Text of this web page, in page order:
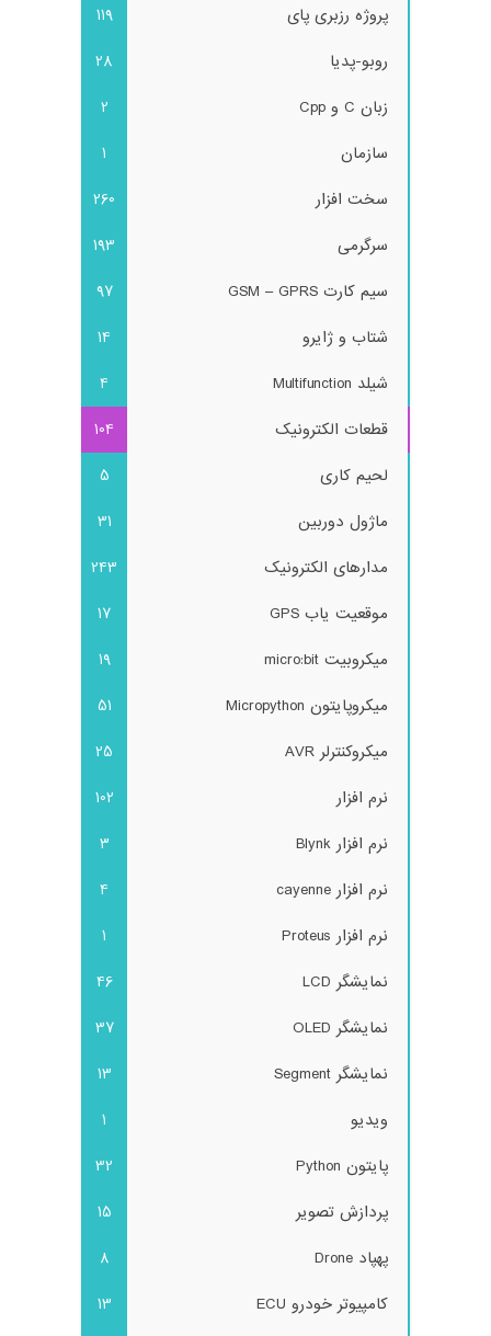
پروژه رزبری پای
119
روبو-پدیا
28
زبان C و Cpp
2
سازمان
1
سخت افزار
260
سرگرمی
193
سیم کارت GSM – GPRS
97
شتاب و ژایرو
14
شیلد Multifunction
4
قطعات الکترونیک
104
لحیم کاری
5
ماژول دوربین
31
مدارهای الکترونیک
243
موقعیت یاب GPS
17
میکروبیت micro:bit
19
میکروپایتون Micropython
51
میکروکنترلر AVR
25
نرم افزار
102
نرم افزار Blynk
3
نرم افزار cayenne
4
نرم افزار Proteus
1
نمایشگر LCD
46
نمایشگر OLED
37
نمایشگر Segment
13
ویدیو
1
پایتون Python
32
پردازش تصویر
15
پهپاد Drone
8
کامپیوتر خودرو ECU
13